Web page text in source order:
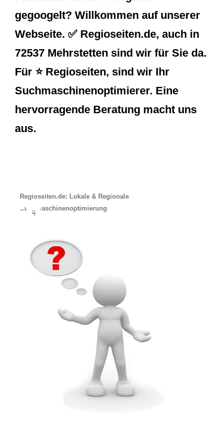
gegoogelt? Willkommen auf unserer
Webseite. ✅ Regioseiten.de, auch in
72537 Mehrstetten sind wir für Sie da.
Für ⭐ Regioseiten, sind wir Ihr
Suchmaschinenoptimierer. Eine
hervorragende Beratung macht uns
aus.
Regioseiten.de: Lokale & Regionale
Suchmaschinenoptimierung
☟